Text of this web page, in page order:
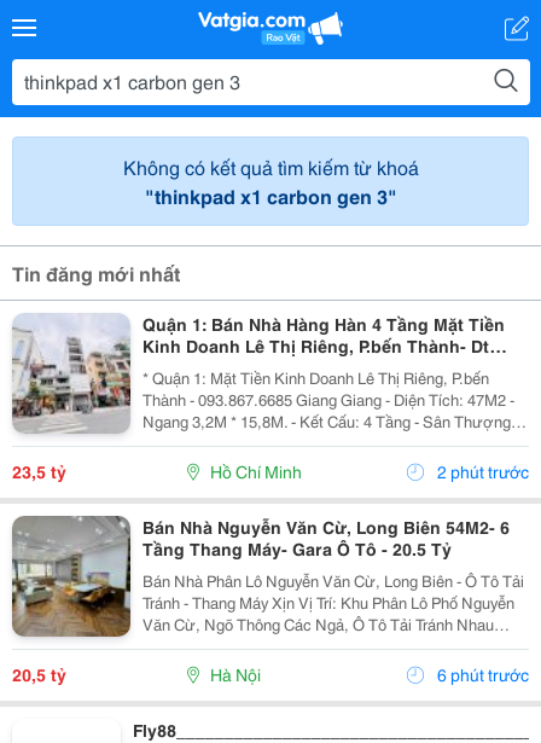
Không có kết quả tìm kiếm từ khoá
"thinkpad x1 carbon gen 3"
Tin đăng mới nhất
Quận 1: Bán Nhà Hàng Hàn 4 Tầng Mặt Tiền
Kinh Doanh Lê Thị Riêng, P.bến Thành- Dt
47M2- Chính Chủ Giang Giang
* Quận 1: Mặt Tiền Kinh Doanh Lê Thị Riêng, P.bến
Thành - 093.867.6685 Giang Giang - Diện Tích: 47M2 -
Ngang 3,2M * 15,8M. - Kết Cấu: 4 Tầng - Sân Thượng. -
Sẵn Dòng Tiền Đều Hiện Đang Cho Nhà Hàn Hàn Quốc
Thuê. - Sổ Hồng Vuông Vức - Hoàn Công...
23,5 tỷ Hồ Chí Minh 2 phút trước
Bán Nhà Nguyễn Văn Cừ, Long Biên 54M2- 6
Tầng Thang Máy- Gara Ô Tô - 20.5 Tỷ
Bán Nhà Phân Lô Nguyễn Văn Cừ, Long Biên - Ô Tô Tải
Tránh - Thang Máy Xịn Vị Trí: Khu Phân Lô Phố Nguyễn
Văn Cừ, Ngõ Thông Các Ngả, Ô Tô Tải Tránh Nhau
Thoải Mái. Thông Số Nổi Bật: Diện Tích: 54M&Sup2; -
Mặt Tiền Siêu Đẹp: 5M. Kết Cấu: Nhà 6...
20,5 tỷ Hà Nội 6 phút trước